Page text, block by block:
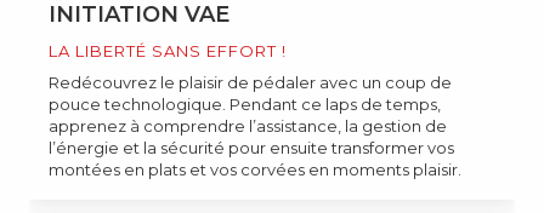
INITIATION VAE
LA LIBERTÉ SANS EFFORT !
Redécouvrez le plaisir de pédaler avec un coup de
pouce technologique. Pendant ce laps de temps,
apprenez à comprendre l’assistance, la gestion de
l’énergie et la sécurité pour ensuite transformer vos
montées en plats et vos corvées en moments plaisir.